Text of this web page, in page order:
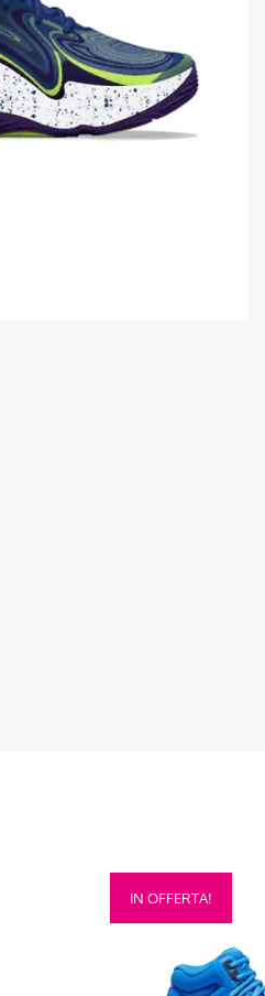
IN OFFERTA!
Questo
prodotto